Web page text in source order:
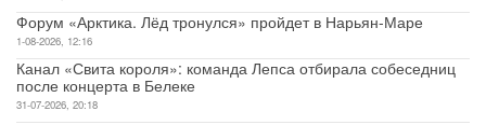
Форум «Арктика. Лёд тронулся» пройдет в Нарьян-Маре
1-08-2026, 12:16
Канал «Свита короля»: команда Лепса отбирала собеседниц
после концерта в Белеке
31-07-2026, 20:18